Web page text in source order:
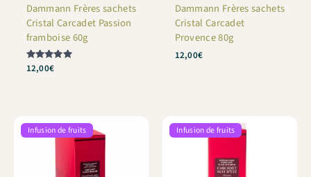
Dammann Frères sachets
Cristal Carcadet Passion
framboise 60g
Note
12,00€
Dammann Frères sachets
Cristal Carcadet
Provence 80g
12,00€
Infusion de fruits Infusion de fruits